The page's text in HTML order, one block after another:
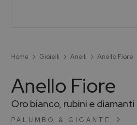
Home Gioielli Anelli Anello Fiore
PALUMBO & GIGANTE
Anello Fiore
Oro bianco, rubini e diamanti